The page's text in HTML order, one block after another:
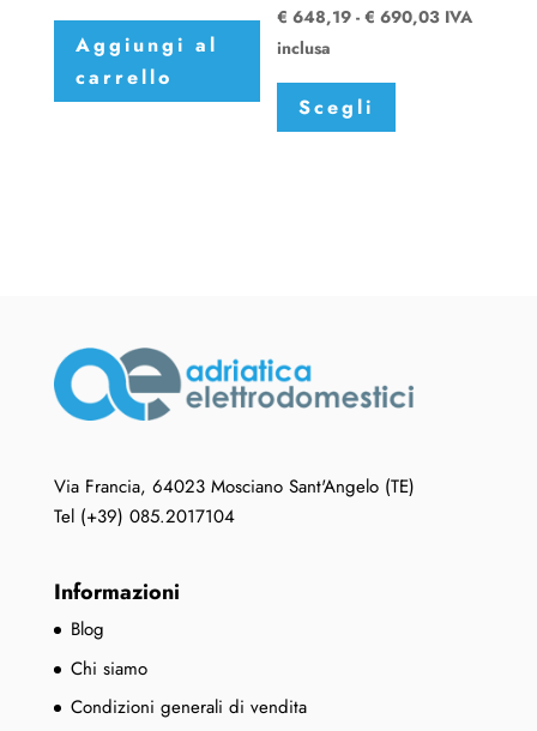
Aggiungi al
carrello
prezzo:
€ 648,19 - € 690,03Fascia
IVA
inclusa
Scegli
Questo
ha
nella
prodotto
Via Francia, 64023 Mosciano Sant'Angelo (TE)
Tel (+39) 085.2017104
Informazioni
Blog
Chi siamo
Condizioni generali di vendita